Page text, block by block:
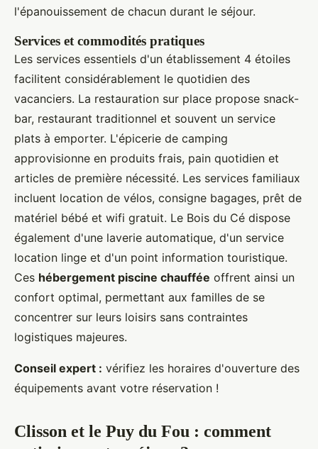
l'épanouissement de chacun durant le séjour.
Services et commodités pratiques
Les services essentiels d'un établissement 4 étoiles
facilitent considérablement le quotidien des
vacanciers. La restauration sur place propose snack-
bar, restaurant traditionnel et souvent un service
plats à emporter. L'épicerie de camping
approvisionne en produits frais, pain quotidien et
articles de première nécessité. Les services familiaux
incluent location de vélos, consigne bagages, prêt de
matériel bébé et wifi gratuit. Le Bois du Cé dispose
également d'une laverie automatique, d'un service
location linge et d'un point information touristique.
Ces hébergement piscine chauffée offrent ainsi un
confort optimal, permettant aux familles de se
concentrer sur leurs loisirs sans contraintes
logistiques majeures.
Conseil expert : vérifiez les horaires d'ouverture des
équipements avant votre réservation !
Clisson et le Puy du Fou : comment